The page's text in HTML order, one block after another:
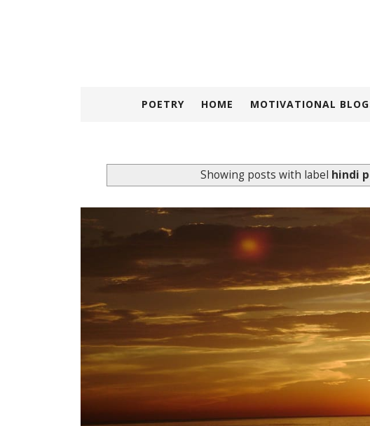
POETRY HOME MOTIVATIONAL
Showing posts with label hindi